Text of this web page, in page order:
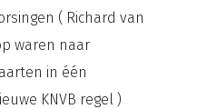
( Richard van
waren naar
in één
KNVB regel )